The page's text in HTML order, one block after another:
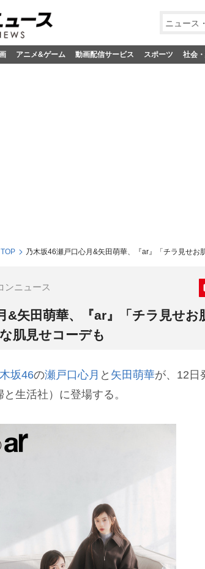
ニュース
アニメ&ゲーム 動画配信サービス スポーツ 社会
乃木坂46瀬戸口心月&矢田萌華、『ar』「チラ見せお
ンニュース
&矢田萌華、『ar』「チラ見せお
肌見せコーデも
坂46の瀬戸口心月 と 矢田萌華が、12日
生活社）に登場する。